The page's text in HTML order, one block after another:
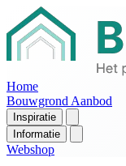
Home
Bouwgrond Aanbod
Inspiratie
Informatie
Webshop